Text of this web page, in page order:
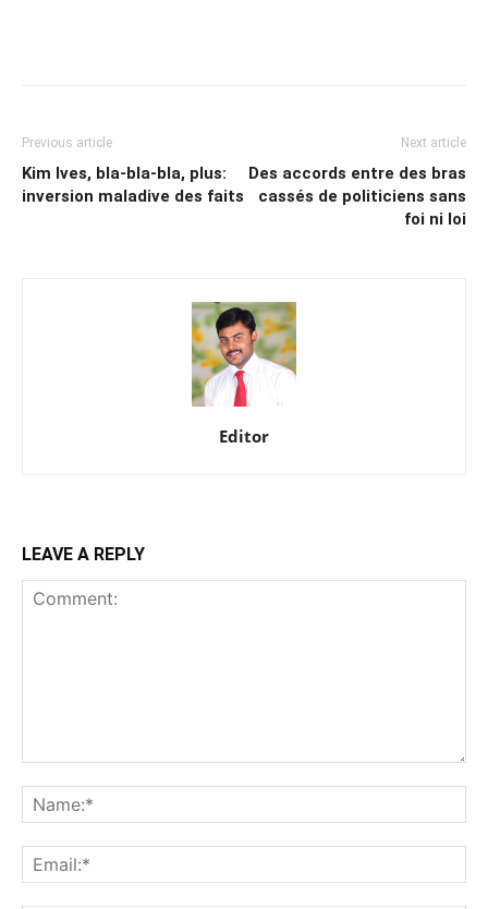
Previous article
Kim Ives, bla-bla-bla, plus:
inversion maladive des faits
Next article
Des accords entre des bras
cassés de politiciens sans
foi ni loi
Editor
LEAVE A REPLY